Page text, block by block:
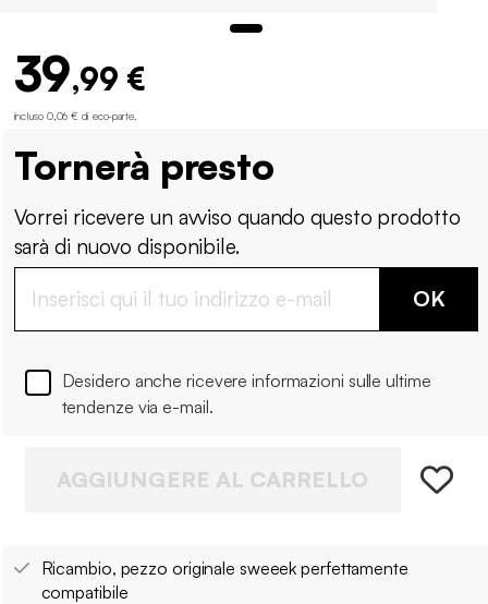
39,99 €
incluso 0,06 € di eco-parte.
Tornerà presto
Vorrei ricevere un avviso quando questo prodotto
sarà di nuovo disponibile.
OK
Desidero anche ricevere informazioni sulle ultime
tendenze via e-mail.
AGGIUNGERE AL CARRELLO
Ricambio, pezzo originale sweeek perfettamente
compatibile